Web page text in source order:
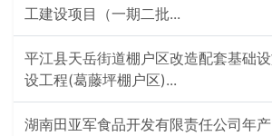
工建设项目（一期二批...
平江县天岳街道棚户区改造配套基础
设工程(葛藤坪棚户区)...
湖南田亚军食品开发有限责任公司年